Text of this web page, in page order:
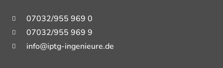
07032/955 969 0
07032/955 969 9
info@iptg-ingenieure.de